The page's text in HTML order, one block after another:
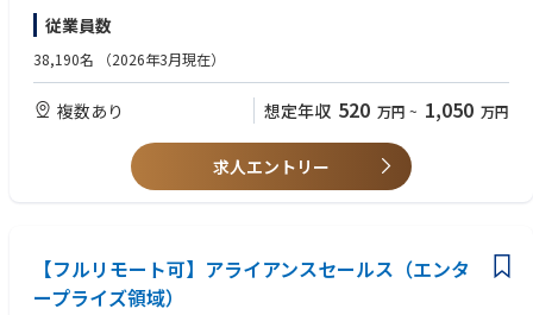
おり、ライフワークバランスを踏まえた勤務ができる環境です。
育児をしながらも仕事を続けられる環境です。
・独身寮や家族寮等の社宅も完備されています。
業務や研修を通じて、数年目途で担当者として当社の土木業務に係わる基
礎的な経験や知識を習得し職場の中核として業務を推進できる土木技術者
となり、マネジメント経験を積んだ上で、ひいては組織全体をリードする
災害等リスクに対する安全対策や、重大事故対策等）、既存土木設備の維
持管理、保守効率化、新規立地地点のリスク調査（敷地内の試掘坑調査，
ボーリング調査など）等）
【期待される役割】
できる土木技術者を募集しています。
となり、マネジメント経験を積んだ上で、ひいては組織全体をリードする
役割で力を発揮いただくことを期待しています。
・土木構造物の計画、設計（構造設計、耐震設計、工事設計含む）、積
算、施工管理（許認可申請等の社外折衝含む）の工事監理等に関する知
識・技能
【歓迎要件】
・土木に関連する法令、規格基準に精通
・ゼネコン等受注者側のご経験、現場代理人や監理技術者のご経験
・原子力発電所工事のご経験
・土木構造物の計画、設計（構造設計、耐震設計、工事設計含む）、積
従業員数
38,190名 （2026年3月現在）
複数あり 想定年収 520 万円 ~ 1,050 万円
求人エントリー
【フルリモート可】アライアンスセールス（エンタ
ープライズ領域）